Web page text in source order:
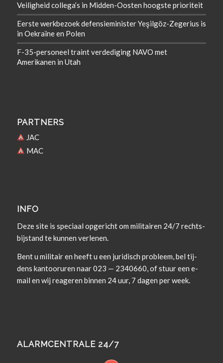
Veiligheid collega’s in Midden-Oosten hoogste prioriteit
Eerste werkbezoek defensieminister Yeşilgöz-Zegerius is
in Oekraïne en Polen
F-35-personeel traint verdediging NAVO met
Amerikanen in Utah
PARTNERS
JAC
MAC
INFO
Deze site is spe­ci­aal opgericht om militairen 24/7 rechts­
bi­j­s­tand te kun­nen verlenen.
Bent u militair en heeft u een juridisch prob­leem, bel tij­
dens kan­tooruren naar 023 — 2340660, of stuur een e-
mail en wij rea­geren bin­nen 24 uur, 7 dagen per week.
ALARMCENTRALE 24/7